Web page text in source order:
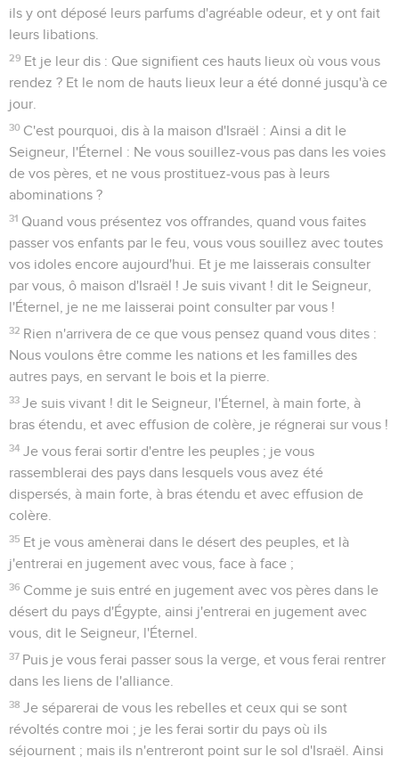
ils y ont déposé leurs parfums d'agréable odeur, et y ont fait
leurs libations.
29 Et je leur dis : Que signifient ces hauts lieux où vous vous
rendez ? Et le nom de hauts lieux leur a été donné jusqu'à ce
jour.
30 C'est pourquoi, dis à la maison d'Israël : Ainsi a dit le
Seigneur, l'Éternel : Ne vous souillez-vous pas dans les voies
de vos pères, et ne vous prostituez-vous pas à leurs
abominations ?
31 Quand vous présentez vos offrandes, quand vous faites
passer vos enfants par le feu, vous vous souillez avec toutes
vos idoles encore aujourd'hui. Et je me laisserais consulter
par vous, ô maison d'Israël ! Je suis vivant ! dit le Seigneur,
l'Éternel, je ne me laisserai point consulter par vous !
32 Rien n'arrivera de ce que vous pensez quand vous dites :
Nous voulons être comme les nations et les familles des
autres pays, en servant le bois et la pierre.
33 Je suis vivant ! dit le Seigneur, l'Éternel, à main forte, à
bras étendu, et avec effusion de colère, je régnerai sur vous !
34 Je vous ferai sortir d'entre les peuples ; je vous
rassemblerai des pays dans lesquels vous avez été
dispersés, à main forte, à bras étendu et avec effusion de
colère.
35 Et je vous amènerai dans le désert des peuples, et là
j'entrerai en jugement avec vous, face à face ;
36 Comme je suis entré en jugement avec vos pères dans le
désert du pays d'Égypte, ainsi j'entrerai en jugement avec
vous, dit le Seigneur, l'Éternel.
37 Puis je vous ferai passer sous la verge, et vous ferai rentrer
dans les liens de l'alliance.
38 Je séparerai de vous les rebelles et ceux qui se sont
révoltés contre moi ; je les ferai sortir du pays où ils
séjournent ; mais ils n'entreront point sur le sol d'Israël. Ainsi